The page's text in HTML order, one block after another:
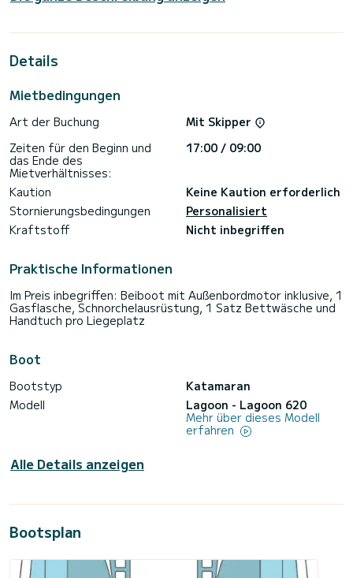
Personen. Mit seinen 19 Metern Länge und einer
Begleiter für einen unvergesslichen Bootsurlaub in der
Dieses Boot ist mit einem Durchgelattetes Großsegel und
folgender Ausrüstung ausgestattet: Autopilot,
Entsalzungsanlage, Elektrowinch, Geschirrspülmaschine,
Außenkühlschrank.
Zögern Sie nicht, ein persönliches Angebot anzufordern.
Unser Team berät Sie gerne zu all Ihren Fragen rund um Ihren
Details
Mietbedingungen
Art der Buchung
Mit Skipper
Zeiten für den Beginn und
das Ende des
Mietverhältnisses:
17:00 / 09:00
Kaution
Keine Kaution erforderlich
Stornierungsbedingungen
Personalisiert
Kraftstoff
Nicht inbegriffen
Praktische Informationen
Im Preis inbegriffen: Beiboot mit Außenbordmotor inklusive, 1
Gasflasche, Schnorchelausrüstung, 1 Satz Bettwäsche und
Handtuch pro Liegeplatz
Boot
Bootstyp
Katamaran
Modell
Lagoon - Lagoon 620
Mehr über dieses Modell
erfahren
Alle Details anzeigen
Bootsplan